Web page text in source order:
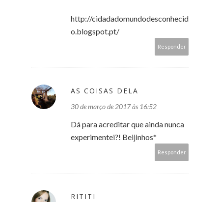
http://cidadadomundodesconhecid
o.blogspot.pt/
Responder
AS COISAS DELA
30 de março de 2017 às 16:52
Dá para acreditar que ainda nunca
experimentei?! Beijinhos*
Responder
RITITI